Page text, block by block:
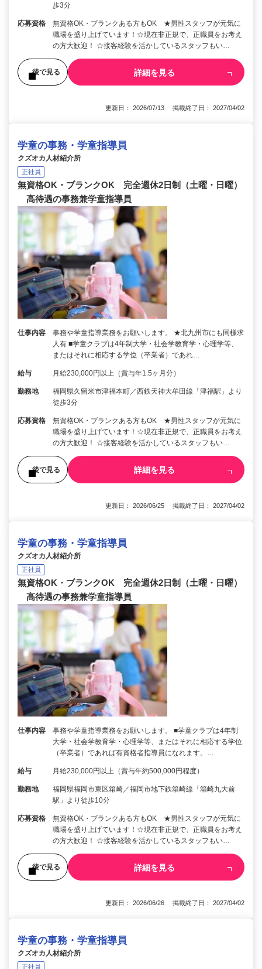
歩3分
応募資格
無資格OK・ブランクある方もOK ★男性スタッフが元気に
職場を盛り上げています！☆現在非正規で、正職員をお考え
の方大歓迎！ ☆接客経験を活かしているスタッフもい…
後で見る 詳細を見る
更新日： 2026/07/13 掲載終了日： 2027/04/02
学童の事務・学童指導員
クズオカ人材紹介所
正社員
無資格OK・ブランクOK 完全週休2日制（土曜・日曜）
高待遇の事務兼学童指導員
仕事内容
事務や学童指導業務をお願いします。 ★北九州市にも同様求
人有 ■学童クラブは4年制大学・社会学教育学・心理学等、
またはそれに相応する学位（卒業者）であれ…
給与 月給230,000円以上（賞与年1.5ヶ月分）
勤務地
福岡県久留米市津福本町／西鉄天神大牟田線「津福駅」より
徒歩3分
応募資格
無資格OK・ブランクある方もOK ★男性スタッフが元気に
職場を盛り上げています！☆現在非正規で、正職員をお考え
の方大歓迎！ ☆接客経験を活かしているスタッフもい…
後で見る 詳細を見る
更新日： 2026/06/25 掲載終了日： 2027/04/02
学童の事務・学童指導員
クズオカ人材紹介所
正社員
無資格OK・ブランクOK 完全週休2日制（土曜・日曜）
高待遇の事務兼学童指導員
仕事内容
事務や学童指導業務をお願いします。 ■学童クラブは4年制
大学・社会学教育学・心理学等、またはそれに相応する学位
（卒業者）であれば有資格者指導員になれます。…
給与 月給230,000円以上（賞与年約500,000円程度）
勤務地
福岡県福岡市東区箱崎／福岡市地下鉄箱崎線「箱崎九大前
駅」より徒歩10分
応募資格
無資格OK・ブランクある方もOK ★男性スタッフが元気に
職場を盛り上げています！☆現在非正規で、正職員をお考え
の方大歓迎！ ☆接客経験を活かしているスタッフもい…
後で見る 詳細を見る
更新日： 2026/06/26 掲載終了日： 2027/04/02
学童の事務・学童指導員
クズオカ人材紹介所
正社員